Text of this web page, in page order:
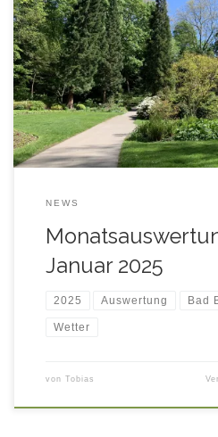
Anfang 2024 habe ich die letzten
historischen Wetterdaten (ab
und Diagramme zu übertragen.
weitestgehend abgeschlossen.
nun alle aktuellen und
Niederschlagsdaten monatlich
veröffentlicht. Siehe: […]
NEWS
Januar 2025
2025 Auswertung Bad
Wetter
von Tobias